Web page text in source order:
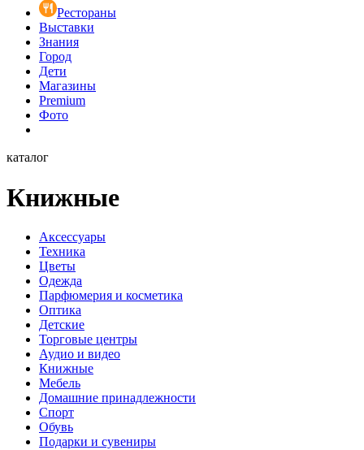
Рестораны
Выставки
Знания
Город
Дети
Магазины
Premium
Фото
каталог
Книжные
Аксессуары
Техника
Цветы
Одежда
Парфюмерия и косметика
Оптика
Детские
Торговые центры
Аудио и видео
Книжные
Мебель
Домашние принадлежности
Спорт
Обувь
Подарки и сувениры